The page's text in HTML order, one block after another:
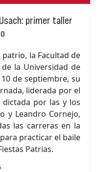
primer taller
la Facultad de
la Universidad de
de septiembre, su
liderada por el
por las y los
y Leandro Cornejo,
las carreras en la
practicar el baile
Patrias.